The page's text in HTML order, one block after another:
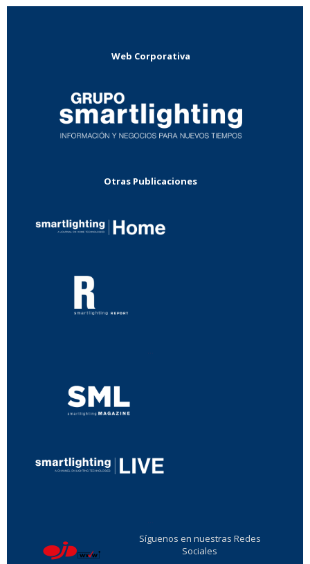
Web Corporativa
Otras Publicaciones
Síguenos en nuestras Redes
Sociales